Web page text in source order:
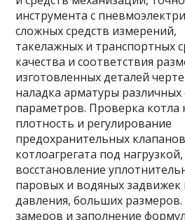
инструмента с
сложных средств измерений,
такелажных и транспортных
качества и соответствия
изготовленных деталей
наладка арматуры различных
параметров. Проверка котла
плотность и регулирование
предохранительных
котлоагрегата под нагрузкой,
восстановление
паровых и водяных задвижек
давления, больших
замеров и заполнение